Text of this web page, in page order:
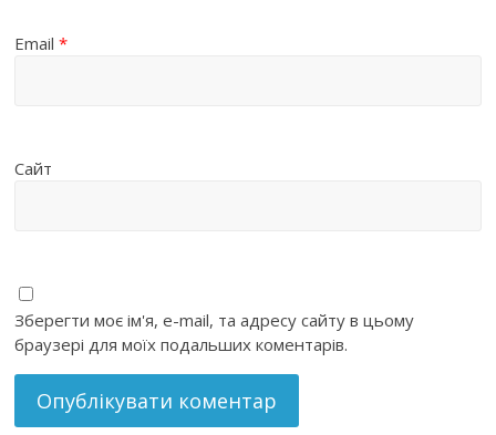
Email*
Сайт
Зберегти моє ім'я, e-mail, та адресу сайту в цьому
браузері для моїх подальших коментарів.